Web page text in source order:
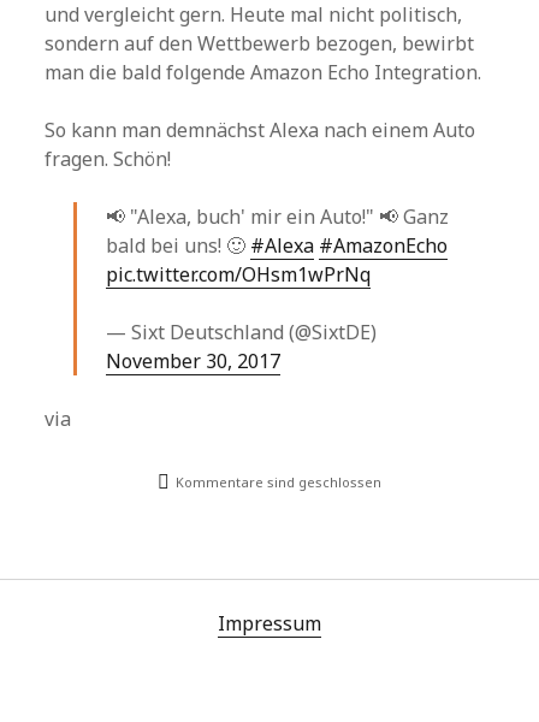
und vergleicht gern. Heute mal nicht politisch,
sondern auf den Wettbewerb bezogen, bewirbt
man die bald folgende Amazon Echo Integration.
So kann man demnächst Alexa nach einem Auto
fragen. Schön!
📢 "Alexa, buch' mir ein Auto!" 📢 Ganz
bald bei uns! 🙂 #Alexa #AmazonEcho
pic.twitter.com/OHsm1wPrNq
— Sixt Deutschland (@SixtDE)
November 30, 2017
via
Kommentare sind geschlossen
Impressum